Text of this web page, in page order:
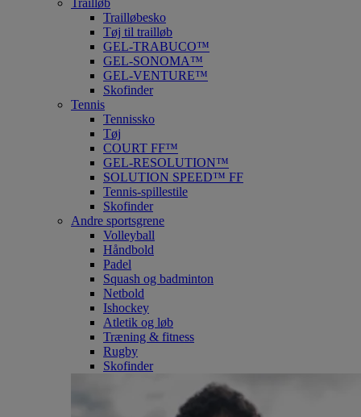
Trailløb
Trailløbesko
Tøj til trailløb
GEL-TRABUCO™
GEL-SONOMA™
GEL-VENTURE™
Skofinder
Tennis
Tennissko
Tøj
COURT FF™
GEL-RESOLUTION™
SOLUTION SPEED™ FF
Tennis-spillestile
Skofinder
Andre sportsgrene
Volleyball
Håndbold
Padel
Squash og badminton
Netbold
Ishockey
Atletik og løb
Træning & fitness
Rugby
Skofinder